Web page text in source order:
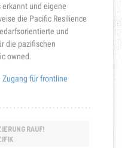
und eigene
die Pacific Resilience
und
die pazifischen
owned.
für frontline
RAUF!